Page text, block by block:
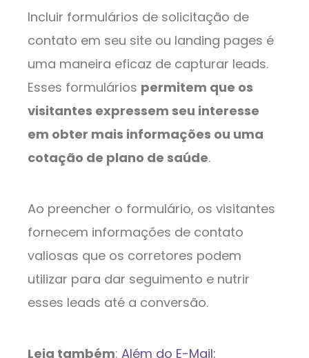
Incluir formulários de solicitação de
contato em seu site ou landing pages é
uma maneira eficaz de capturar leads.
Esses formulários permitem que os
visitantes expressem seu interesse
em obter mais informações ou uma
cotação de plano de saúde.
Ao preencher o formulário, os visitantes
fornecem informações de contato
valiosas que os corretores podem
utilizar para dar seguimento e nutrir
esses leads até a conversão.
Leia também: Além do E-Mail: